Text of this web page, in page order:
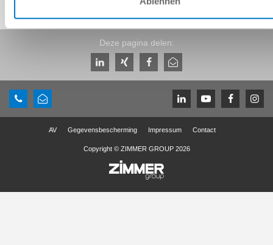
Deze pagina delen:
AV Gegevensbescherming Impressum Contact
Copyright © ZIMMER GROUP 2026